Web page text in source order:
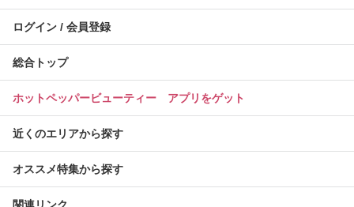
ログイン / 会員登録
総合トップ
ホットペッパービューティー アプリをゲット
近くのエリアから探す
オススメ特集から探す